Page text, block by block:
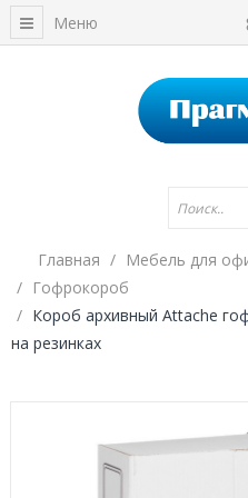
Меню
Главная Мебель для
Гофрокороб
Короб архивный Attache
на резинках